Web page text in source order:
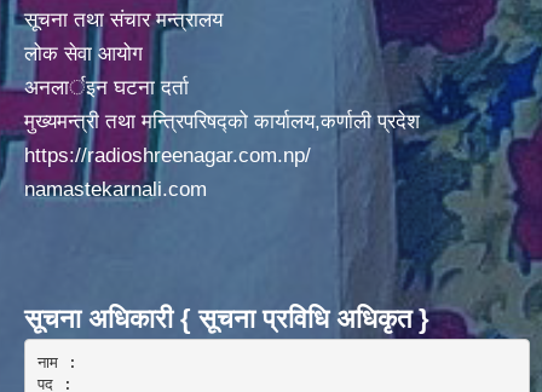
सूचना तथा संचार मन्त्रालय
लोक सेवा आयोग
अनलार्इन घटना दर्ता
मुख्यमन्त्री तथा मन्त्रिपरिषद्को कार्यालय,कर्णाली प्रदेश
https://radioshreenagar.com.np/
namastekarnali.com
सूचना अधिकारी { सूचना प्रविधि अधिकृत }
नाम :
पद :